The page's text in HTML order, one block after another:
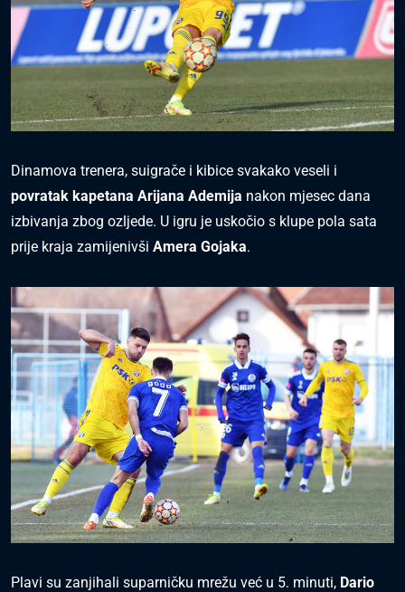
Dinamova trenera, suigrače i kibice svakako veseli i
povratak kapetana Arijana Ademija nakon mjesec dana
izbivanja zbog ozljede. U igru je uskočio s klupe pola sata
prije kraja zamijenivši Amera Gojaka.
Plavi su zanjihali suparničku mrežu već u 5. minuti, Dario